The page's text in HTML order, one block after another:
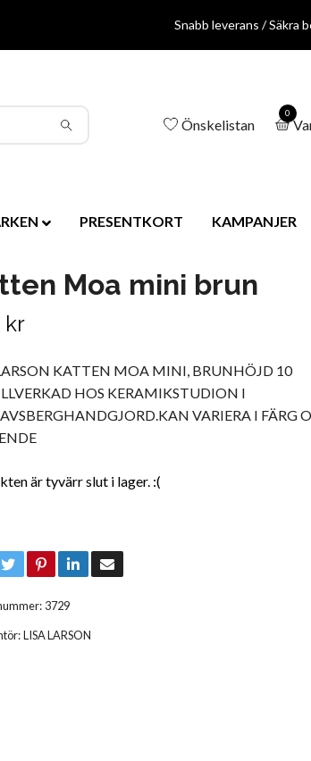
Snabb leverans / Säkra
Önskelistan
0
PRESENTKORT KAMPANJER
Moa mini brun
kr
KATTEN MOA MINI, BRUNHÖJD 10
HOS KERAMIKSTUDION I
VARIERA I FÄRG
är tyvärr slut i lager. :(
3729
LISA LARSON